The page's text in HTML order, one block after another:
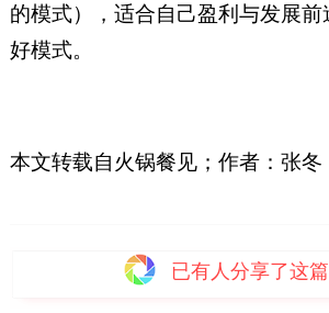
的模式），适合自己盈利与发展
好模式。
本文转载自火锅餐见；作者：张冬
已有人分享了这